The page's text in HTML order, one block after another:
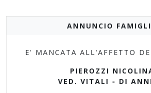
ANNUNCIO
E' MANCATA ALL'AFFETTO
PIEROZZI
VED. VITALI - DI